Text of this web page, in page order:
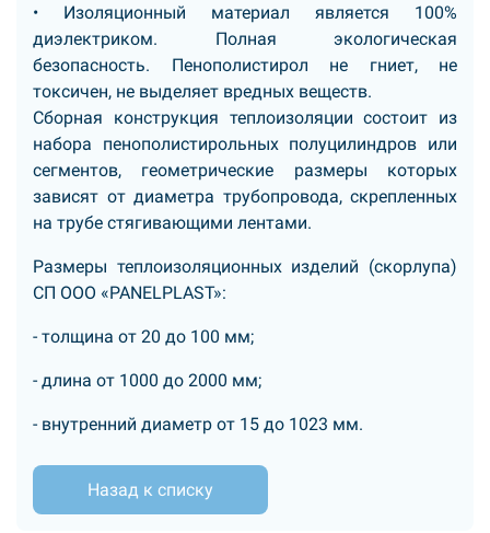
• Изоляционный материал является 100%
диэлектриком. Полная экологическая
безопасность. Пенополистирол не гниет, не
токсичен, не выделяет вредных веществ.
Сборная конструкция теплоизоляции состоит из
набора пенополистирольных полуцилиндров или
сегментов, геометрические размеры которых
зависят от диаметра трубопровода, скрепленных
на трубе стягивающими лентами.
Размеры теплоизоляционных изделий (скорлупа)
СП ООО «PANELPLAST»:
- толщина от 20 до 100 мм;
- длина от 1000 до 2000 мм;
- внутренний диаметр от 15 до 1023 мм.
Назад к списку